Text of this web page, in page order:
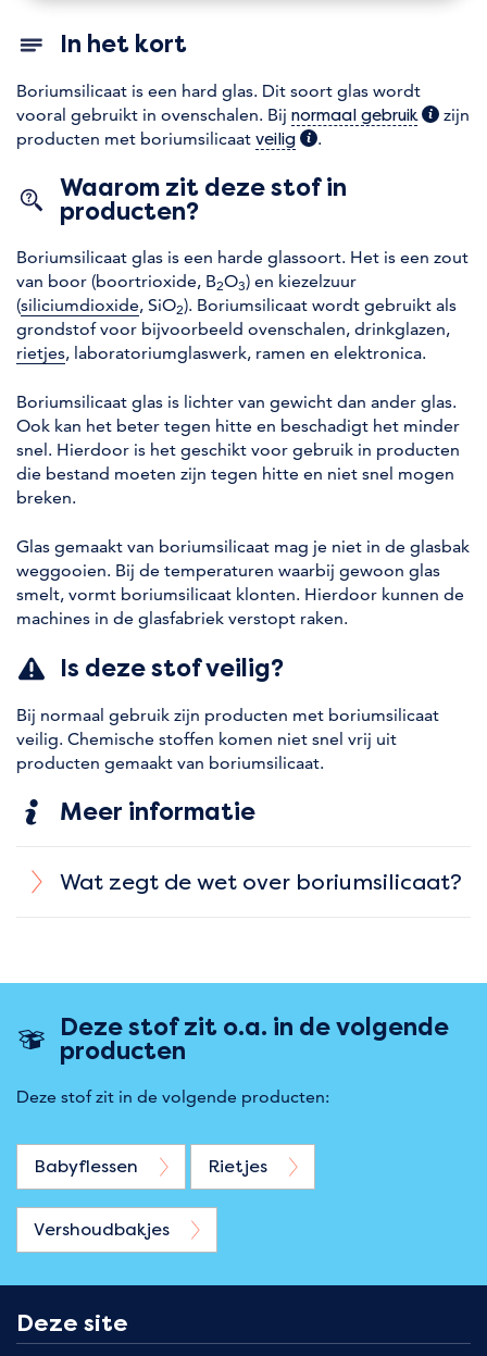
In het kort
Boriumsilicaat is een hard glas. Dit soort glas wordt
vooral gebruikt in ovenschalen. Bij normaal gebruik(extra
zijn
producten met boriumsilicaat veilig (extra informatie)
.
Waarom zit deze stof in
producten?
Boriumsilicaat glas is een harde glassoort. Het is een zout
van boor (boortrioxide, B2O3) en kiezelzuur
(siliciumdioxide, SiO2). Boriumsilicaat wordt gebruikt als
grondstof voor bijvoorbeeld ovenschalen, drinkglazen,
rietjes, laboratoriumglaswerk, ramen en elektronica.
Boriumsilicaat glas is lichter van gewicht dan ander glas.
Ook kan het beter tegen hitte en beschadigt het minder
snel. Hierdoor is het geschikt voor gebruik in producten
die bestand moeten zijn tegen hitte en niet snel mogen
breken.
Glas gemaakt van boriumsilicaat mag je niet in de glasbak
weggooien. Bij de temperaturen waarbij gewoon glas
smelt, vormt boriumsilicaat klonten. Hierdoor kunnen de
machines in de glasfabriek verstopt raken.
Is deze stof veilig?
Bij normaal gebruik zijn producten met boriumsilicaat
veilig. Chemische stoffen komen niet snel vrij uit
producten gemaakt van boriumsilicaat.
Meer informatie
Wat zegt de wet over boriumsilicaat?
Deze stof zit o.a. in de volgende
producten
Deze stof zit in de volgende producten:
Babyflessen Rietjes
Vershoudbakjes
Deze site